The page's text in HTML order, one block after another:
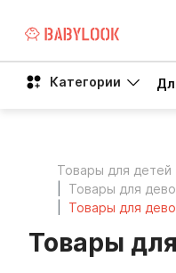
Категории
Товары для детей
Товары для
Товары для
Товары